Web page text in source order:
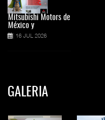
Mitsubishi Motors de
México y
16 JUL 2026
GALERIA